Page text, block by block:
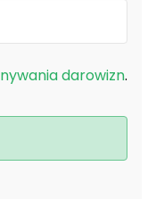
darowizn.